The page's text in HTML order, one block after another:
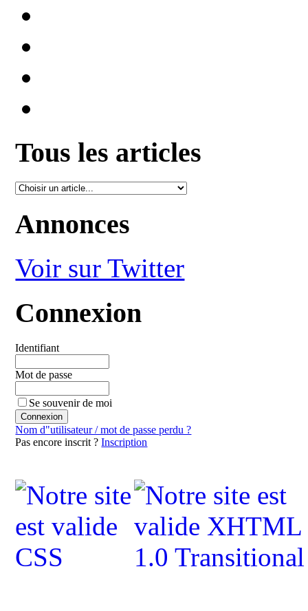
Tous les articles
Annonces
Voir sur Twitter
Connexion
Identifiant
Mot de passe
Se souvenir de moi
Nom d"utilisateur / mot de passe perdu ?
Pas encore inscrit ?Inscription